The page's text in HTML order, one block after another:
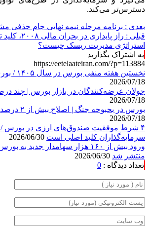
‌دسترس‌تر می‌کند.
بعدی : برنامه مرحله نیمه نهایی جام
قبلی :
راز پایداری
استراتژی مدیریت ریسک چیست؟
به اشتراک بگذارید
https://eetelaateiran.com/?p=113884
نخستین هفته منفی بورس در سال ۱۴۰۵ / بورس قرمزپوش شد
2026/07/18
جولان عرضه‌کنندگان در بازار بورس | چند
2026/07/18
بورس در بحبوحه جنگ | اصلاح بیش از ۲ درصدی شاخص کل
2026/07/18
۴ شرط موفقیت صندوق‌های ارزی در بورس /
سرمایه‌گذاران کلید اصلی است
ورود بیش از ۱۶۰ هزار سهامدار جدید
منتشر شد
تعداد دیدگاه : 0